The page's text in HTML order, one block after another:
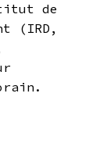
de
(IRD,